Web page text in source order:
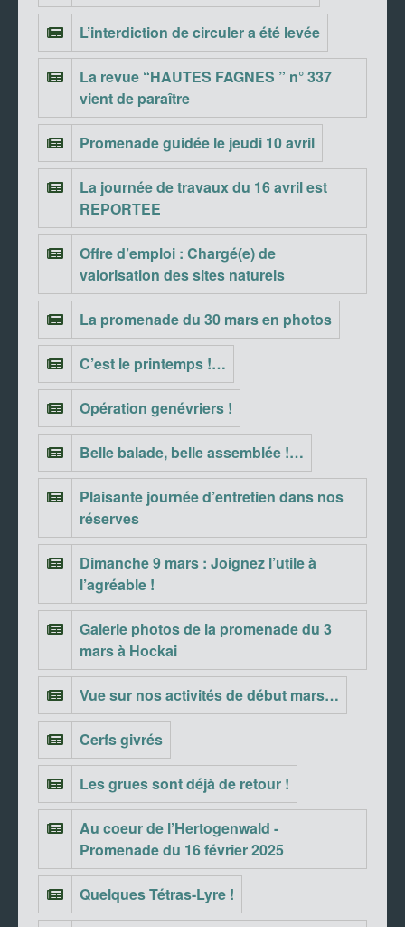
L’interdiction de circuler a été levée
La revue “HAUTES FAGNES ” n° 337
vient de paraître
Promenade guidée le jeudi 10 avril
La journée de travaux du 16 avril est
REPORTEE
Offre d’emploi : Chargé(e) de
valorisation des sites naturels
La promenade du 30 mars en photos
C’est le printemps !…
Opération genévriers !
Belle balade, belle assemblée !…
Plaisante journée d’entretien dans nos
réserves
Dimanche 9 mars : Joignez l’utile à
l’agréable !
Galerie photos de la promenade du 3
mars à Hockai
Vue sur nos activités de début mars…
Cerfs givrés
Les grues sont déjà de retour !
Au coeur de l’Hertogenwald -
Promenade du 16 février 2025
Quelques Tétras-Lyre !